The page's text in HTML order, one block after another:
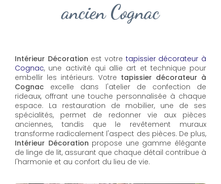
ancien Cognac
Intérieur Décoration est votre tapissier décorateur à
Cognac, une activité qui allie art et technique pour
embellir les intérieurs. Votre tapissier décorateur à
Cognac excelle dans l'atelier de confection de
rideaux, offrant une touche personnalisée à chaque
espace. La restauration de mobilier, une de ses
spécialités, permet de redonner vie aux pièces
anciennes, tandis que le revêtement muraux
transforme radicalement l'aspect des pièces. De plus,
Intérieur Décoration propose une gamme élégante
de linge de lit, assurant que chaque détail contribue à
l'harmonie et au confort du lieu de vie.